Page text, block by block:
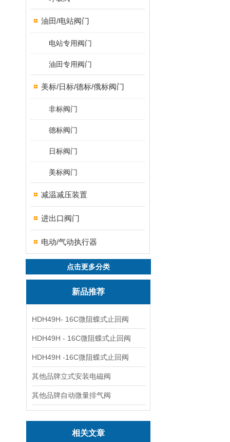
油田/电站阀门
电站专用阀门
油田专用阀门
美标/日标/德标/俄标阀门
非标阀门
德标阀门
日标阀门
美标阀门
减温减压装置
进出口阀门
电动/气动执行器
点击更多分类
新品推荐
HDH49H- 16C微阻蝶式止回阀
HDH49H - 16C微阻蝶式止回阀
HDH49H -16C微阻蝶式止回阀
其他品牌立式安装电磁阀
其他品牌自动微量排气阀
相关文章